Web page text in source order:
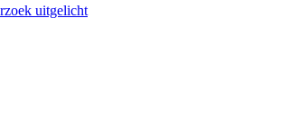
uitgelicht